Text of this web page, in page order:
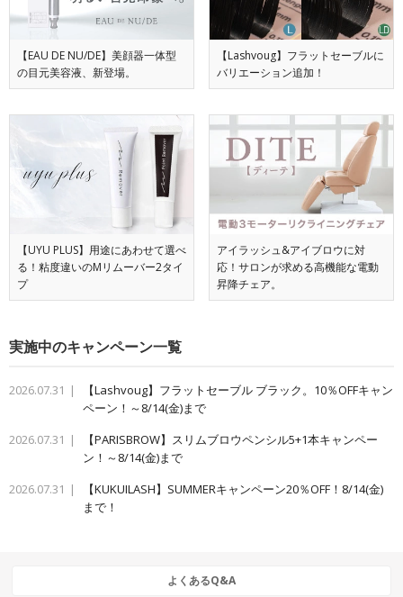
【EAU DE NU/DE】美顔器一体型
の目元美容液、新登場。
【Lashvoug】フラットセーブルに
バリエーション追加！
【UYU PLUS】用途にあわせて選べ
る！粘度違いのMリムーバー2タイ
プ
アイラッシュ&アイブロウに対
応！サロンが求める高機能な電動
昇降チェア。
実施中のキャンペーン一覧
2026.07.31
【Lashvoug】フラットセーブル ブラック。10％OFFキャン
ペーン！～8/14(金)まで
2026.07.31
【PARISBROW】スリムブロウペンシル5+1本キャンペー
ン！～8/14(金)まで
2026.07.31
【KUKUILASH】SUMMERキャンペーン20％OFF！8/14(金)
まで！
よくあるQ&A